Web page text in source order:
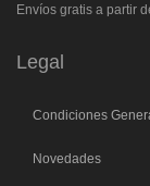
Envíos gratis a partir
Legal
Condiciones
Novedades